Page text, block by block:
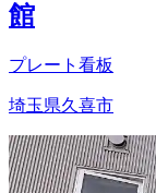
館
プレート看板
埼玉県久喜市